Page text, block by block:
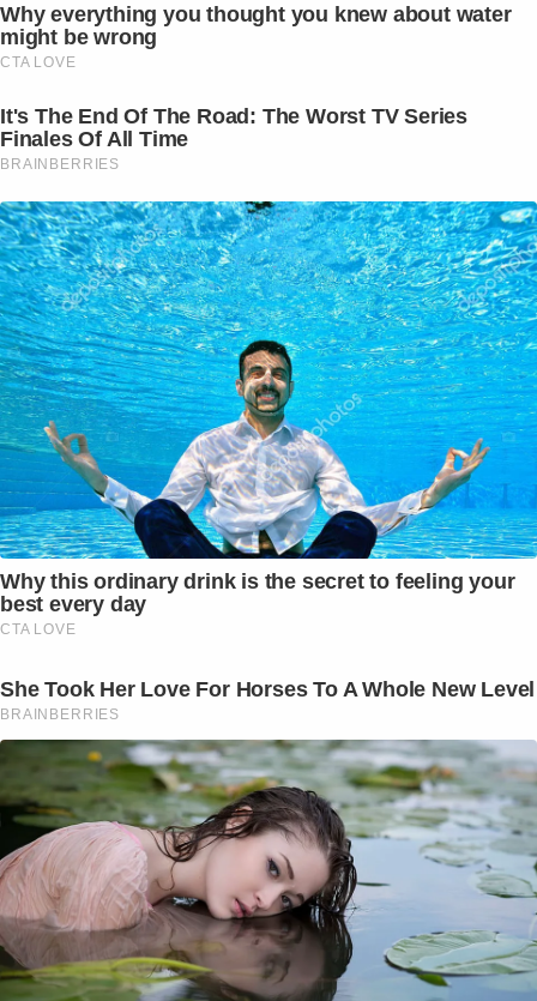
Why everything you thought you knew about water
might be wrong
CTA LOVE
It's The End Of The Road: The Worst TV Series
Finales Of All Time
BRAINBERRIES
Why this ordinary drink is the secret to feeling your
best every day
CTA LOVE
She Took Her Love For Horses To A Whole New Level
BRAINBERRIES